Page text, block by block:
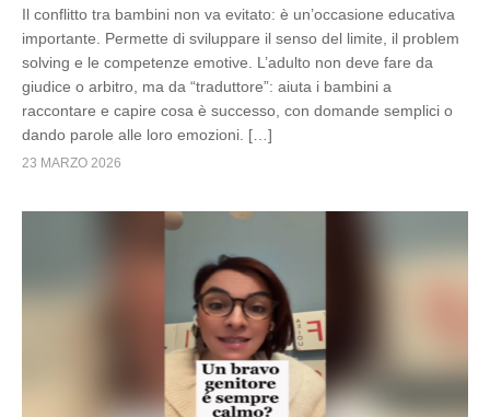
Il conflitto tra bambini non va evitato: è un’occasione educativa
importante. Permette di sviluppare il senso del limite, il problem
solving e le competenze emotive. L’adulto non deve fare da
giudice o arbitro, ma da “traduttore”: aiuta i bambini a
raccontare e capire cosa è successo, con domande semplici o
dando parole alle loro emozioni. […]
23 MARZO 2026